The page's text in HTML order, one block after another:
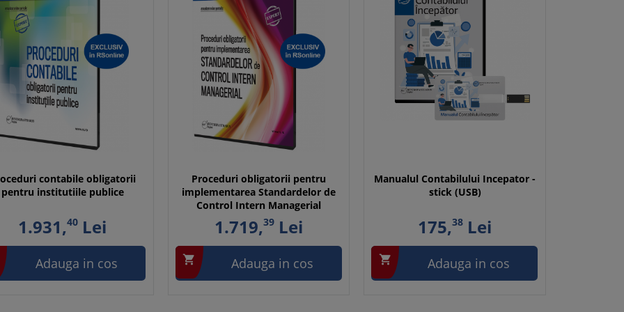
contabile obligatorii
pentru institutiile publice
1.931,40 Lei
Adauga in cos
Proceduri obligatorii pentru
implementarea Standardelor de
Control Intern Managerial
1.719,39Lei
 Adauga in cos
Manualul Contabilului Incepator -
stick (USB)
175,38Lei
 Adauga in cos